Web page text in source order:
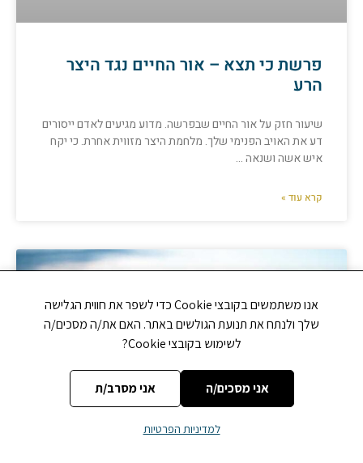
פרשת כי תצא – אור החיים נגד היצר
הרע
שיעור חזק על אור החיים שבפרשה. מדוע מגיעים לאדם ייסורים
דע את האויב הפנימי שלך. מלחמת היצר מזווית אחרת. כי יקח
איש אשה ושנאה …
קרא עוד »
אנו משתמשים בקובצי Cookie כדי לשפר את חווית הגלישה
שלך ולנתח את תנועת הגולשים באתר. האם את/ה מסכים/ה
לשימוש בקובצי Cookie?
אני מסכים/ה אני מסרב/ת
למדיניות הפרטיות